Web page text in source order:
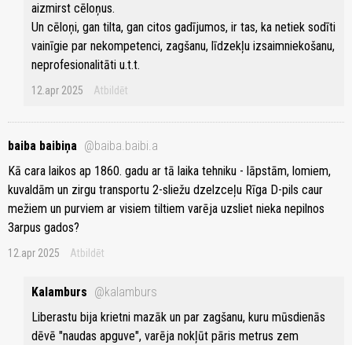
aizmirst cēloņus.
Un cēloņi, gan tilta, gan citos gadījumos, ir tas, ka netiek sodīti
vainīgie par nekompetenci, zagšanu, līdzekļu izsaimniekošanu,
neprofesionalitāti u.t.t.
12.apr 2025 Atbildēt
baiba baibiņa @baiba.baibi.a
Kā cara laikos ap 1860. gadu ar tā laika tehniku - lāpstām, lomiem,
kuvaldām un zirgu transportu 2-sliežu dzelzceļu Rīga D-pils caur
mežiem un purviem ar visiem tiltiem varēja uzsliet nieka nepilnos
3arpus gados?
12.apr 2025 Atbildēt
Kalamburs @kalamburs
Liberastu bija krietni mazāk un par zagšanu, kuru mūsdienās
dēvē "naudas apguve", varēja nokļūt pāris metrus zem